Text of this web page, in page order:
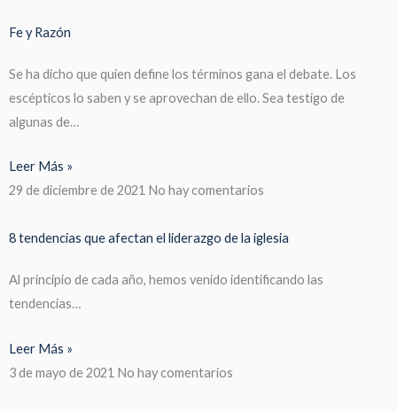
Fe y Razón
Se ha dicho que quien define los términos gana el debate. Los
escépticos lo saben y se aprovechan de ello. Sea testigo de
algunas de…
Leer Más »
29 de diciembre de 2021 No hay comentarios
8 tendencias que afectan el liderazgo de la iglesia
Al principio de cada año, hemos venido identificando las
tendencias…
Leer Más »
3 de mayo de 2021 No hay comentarios